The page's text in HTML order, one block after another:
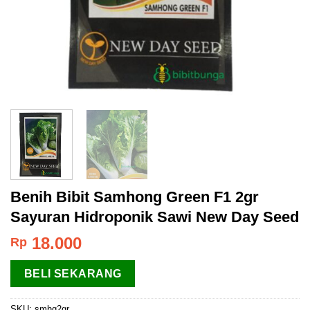
Benih Bibit Samhong Green F1 2gr
Sayuran Hidroponik Sawi New Day Seed
Rp 18.000
BELI SEKARANG